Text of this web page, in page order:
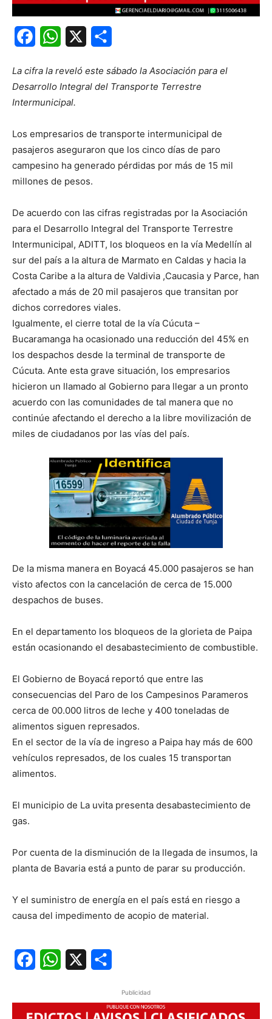
FacebookWhatsApp
La cifra la reveló este sábado la Asociación para el
Desarrollo Integral del Transporte Terrestre
Intermunicipal.
Los empresarios de transporte intermunicipal de
pasajeros aseguraron que los cinco días de paro
campesino ha generado pérdidas por más de 15 mil
millones de pesos.
De acuerdo con las cifras registradas por la Asociación
para el Desarrollo Integral del Transporte Terrestre
Intermunicipal, ADITT, los bloqueos en la vía Medellín al
sur del país a la altura de Marmato en Caldas y hacia la
Costa Caribe a la altura de Valdivia ,Caucasia y Parce, han
afectado a más de 20 mil pasajeros que transitan por
dichos corredores viales.
Igualmente, el cierre total de la vía Cúcuta –
Bucaramanga ha ocasionado una reducción del 45% en
los despachos desde la terminal de transporte de
Cúcuta. Ante esta grave situación, los empresarios
hicieron un llamado al Gobierno para llegar a un pronto
acuerdo con las comunidades de tal manera que no
continúe afectando el derecho a la libre movilización de
miles de ciudadanos por las vías del país.
De la misma manera en Boyacá 45.000 pasajeros se han
visto afectos con la cancelación de cerca de 15.000
despachos de buses.
En el departamento los bloqueos de la glorieta de Paipa
están ocasionando el desabastecimiento de combustible.
El Gobierno de Boyacá reportó que entre las
consecuencias del Paro de los Campesinos Parameros
cerca de 00.000 litros de leche y 400 toneladas de
alimentos siguen represados.
En el sector de la vía de ingreso a Paipa hay más de 600
vehículos represados, de los cuales 15 transportan
alimentos.
El municipio de La uvita presenta desabastecimiento de
gas.
Por cuenta de la disminución de la llegada de insumos, la
planta de Bavaria está a punto de parar su producción.
Y el suministro de energía en el país está en riesgo a
causa del impedimento de acopio de material.
FacebookWhatsApp
Publicidad